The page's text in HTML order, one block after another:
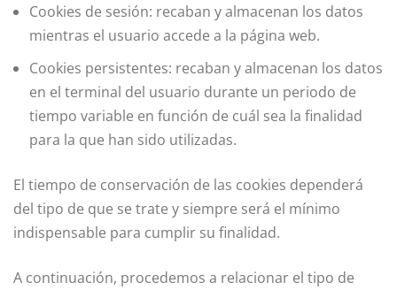
Cookies de sesión: recaban y almacenan los datos
mientras el usuario accede a la página web.
Cookies persistentes: recaban y almacenan los datos
en el terminal del usuario durante un periodo de
tiempo variable en función de cuál sea la finalidad
para la que han sido utilizadas.
El tiempo de conservación de las cookies dependerá
del tipo de que se trate y siempre será el mínimo
indispensable para cumplir su finalidad.
A continuación, procedemos a relacionar el tipo de